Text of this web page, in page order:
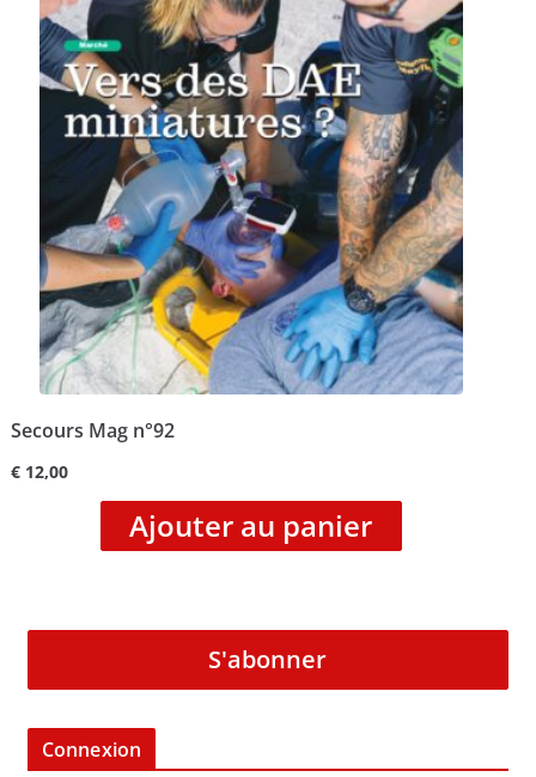
Secours Mag n°92
€12,00
Ajouter au panier
S'abonner
Connexion